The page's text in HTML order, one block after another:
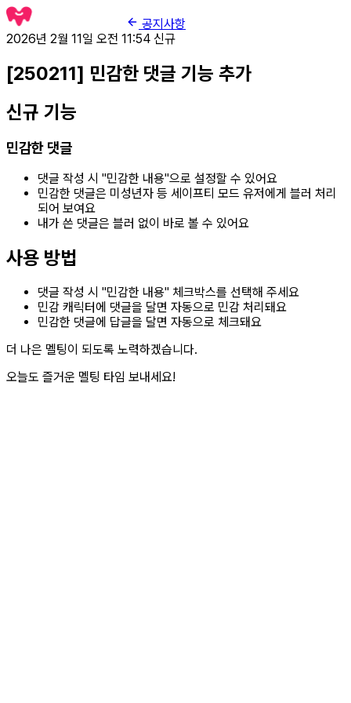
공지사항
2026년 2월 11일 오전 11:54 신규
[250211] 민감한 댓글 기능 추가
신규 기능
민감한 댓글
댓글 작성 시 "민감한 내용"으로 설정할 수 있어요
민감한 댓글은 미성년자 등 세이프티 모드 유저에게 블러 처리
되어 보여요
내가 쓴 댓글은 블러 없이 바로 볼 수 있어요
사용 방법
댓글 작성 시 "민감한 내용" 체크박스를 선택해 주세요
민감 캐릭터에 댓글을 달면 자동으로 민감 처리돼요
민감한 댓글에 답글을 달면 자동으로 체크돼요
더 나은 멜팅이 되도록 노력하겠습니다.
오늘도 즐거운 멜팅 타임 보내세요!